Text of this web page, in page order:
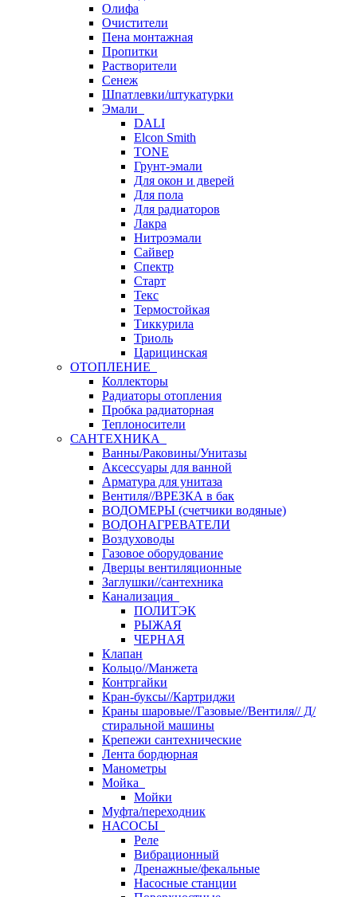
Олифа
Очистители
Пена монтажная
Пропитки
Растворители
Сенеж
Шпатлевки/штукатурки
Эмали
DALI
Elcon Smith
TONE
Грунт-эмали
Для окон и дверей
Для пола
Для радиаторов
Лакра
Нитроэмали
Сайвер
Спектр
Старт
Текс
Термостойкая
Тиккурила
Триоль
Царицинская
ОТОПЛЕНИЕ
Коллекторы
Радиаторы отопления
Пробка радиаторная
Теплоносители
САНТЕХНИКА
Ванны/Раковины/Унитазы
Аксессуары для ванной
Арматура для унитаза
Вентиля//ВРЕЗКА в бак
ВОДОМЕРЫ (счетчики водяные)
ВОДОНАГРЕВАТЕЛИ
Воздуховоды
Газовое оборудование
Дверцы вентиляционные
Заглушки//сантехника
Канализация
ПОЛИТЭК
РЫЖАЯ
ЧЕРНАЯ
Клапан
Кольцо//Манжета
Контргайки
Кран-буксы//Картриджи
Краны шаровые//Газовые//Вентиля// Д/
стиральной машины
Крепежи сантехнические
Лента бордюрная
Манометры
Мойка
Мойки
Муфта/переходник
НАСОСЫ
Реле
Вибрационный
Дренажные/фекальные
Насосные станции